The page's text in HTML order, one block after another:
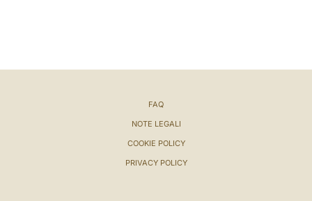
FAQ
NOTE LEGALI
COOKIE POLICY
PRIVACY POLICY